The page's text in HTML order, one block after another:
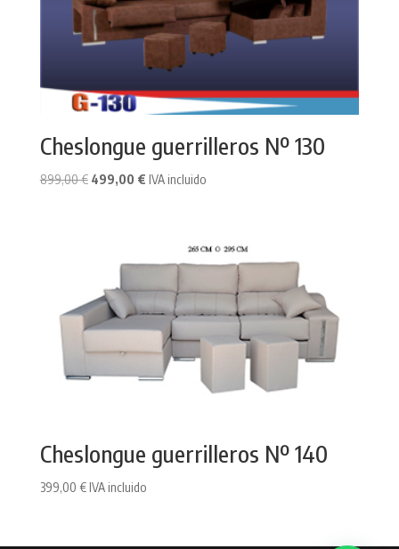
Cheslongue guerrilleros Nº 130
899,00€ El
899,00 €.
499,00 €El
499,00 €.
IVA incluido
Cheslongue guerrilleros Nº 140
399,00 € IVA incluido